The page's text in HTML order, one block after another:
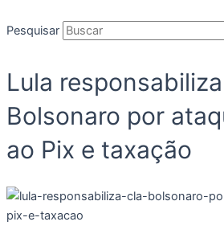
Pesquisar
Lula
Bolsonaro por
ao Pix e taxação